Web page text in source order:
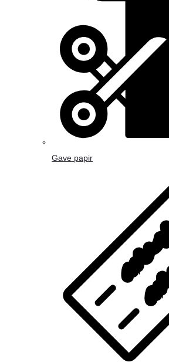
Gave papir